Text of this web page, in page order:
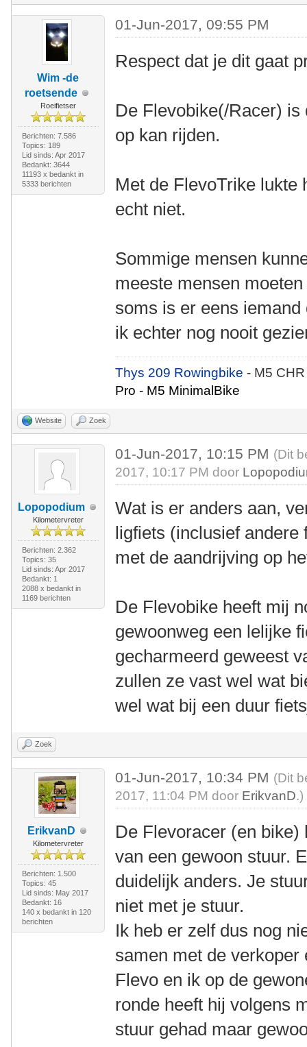
Wim -de
roetsende
Roeifietser
Berichten: 7.586
Topics: 189
Lid sinds: Apr 2017
Bedankt: 3644
11193 x bedankt in
5333 berichten
01-Jun-2017, 09:55 PM
Respect dat je dit gaat
De Flevobike(/Racer)
op kan rijden.
Met de FlevoTrike lukte
echt niet.
Sommige mensen
meeste mensen
soms is er eens
ik echter nog nooit
Thys 209 Rowingbike- M5
Pro - M5 MinimalBike
Website Zoek
Lopopodium
Kilometervreter
Berichten: 2.362
Topics: 35
Lid sinds: Apr 2017
Bedankt: 1
2088 x bedankt in
1169 berichten
01-Jun-2017, 10:15 PM (Dit
2017, 10:17 PM door
Wat is er anders aan,
ligfiets (inclusief andere
met de aandrijving op
De Flevobike heeft mij
gewoonweg een lelijke
gecharmeerd geweest
zullen ze vast wel wat
wel wat bij een duur
Zoek
ErikvanD
Kilometervreter
Berichten: 1.500
Topics: 45
Lid sinds: May 2017
Bedankt: 16
140 x bedankt in 120
berichten
01-Jun-2017, 10:34 PM (Dit
2017, 11:04 PM door ErikvanD.)
De Flevoracer (en
van een gewoon stuur.
duidelijk anders. Je
niet met je stuur.
Ik heb er zelf dus nog
samen met de
Flevo en ik op de
ronde heeft hij volgens
stuur gehad maar